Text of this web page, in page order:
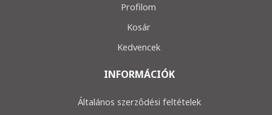
Profilom
Kosár
Kedvencek
INFORMÁCIÓK
Általános szerződési feltételek